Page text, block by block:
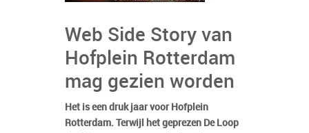
Web Side Story van
Hofplein Rotterdam
Het is een druk jaar voor Hofplein
Rotterdam. Terwijl het geprezen De Loop